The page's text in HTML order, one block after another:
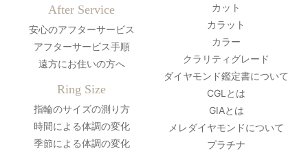
After Service
安心のアフターサービス
アフターサービス手順
遠方にお住いの方へ
Ring Size
指輪のサイズの測り方
時間による体調の変化
季節による体調の変化
カット
カラット
カラー
クラリティグレード
ダイヤモンド鑑定書について
CGLとは
GIAとは
メレダイヤモンドについて
プラチナ